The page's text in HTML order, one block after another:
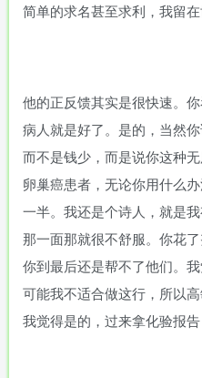
简单的求名甚至求利，我留
他的正反馈其实是很快速。
病人就是好了。是的，当然
而不是钱少，而是说你这种
卵巢癌患者，无论你用什么
一半。我还是个诗人，就是
那一面那就很不舒服。你花
你到最后还是帮不了他们。
可能我不适合做这行，所以
我觉得是的，过来拿化验报告